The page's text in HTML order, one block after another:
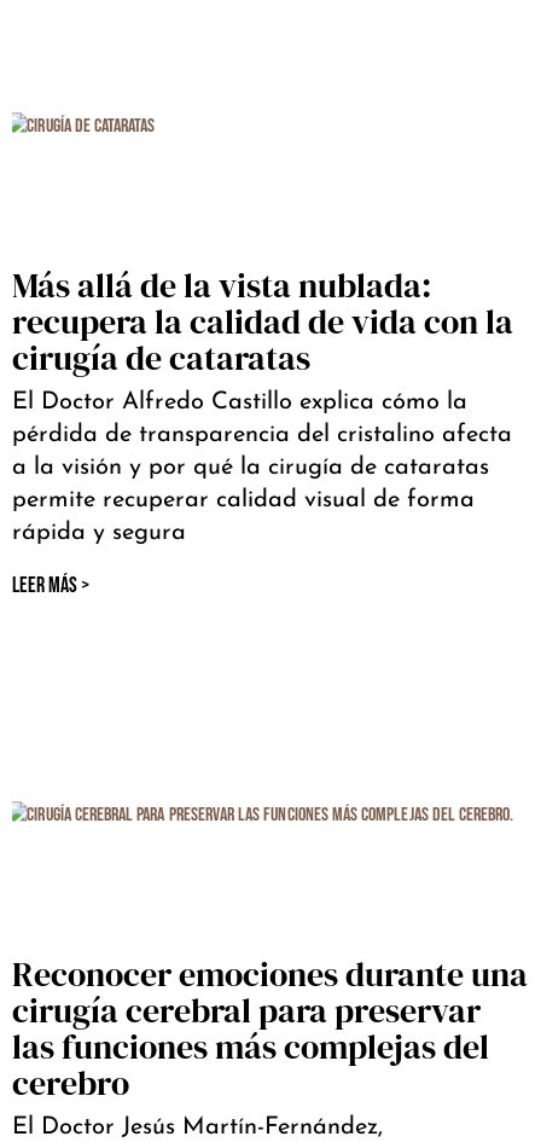
Más allá de la vista nublada:
recupera la calidad de vida con la
cirugía de cataratas
El Doctor Alfredo Castillo explica cómo la
pérdida de transparencia del cristalino afecta
a la visión y por qué la cirugía de cataratas
permite recuperar calidad visual de forma
rápida y segura
LEER MÁS >
Reconocer emociones durante una
cirugía cerebral para preservar
las funciones más complejas del
cerebro
El Doctor Jesús Martín-Fernández,